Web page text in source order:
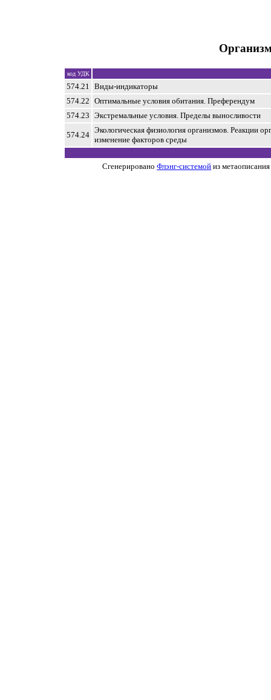
код УДК
574.21 Виды-индикаторы
574.22 Оптимальные условия обитания. Преферендум
574.23 Экстремальные условия. Пределы выносливости
574.24
Экологическая физиология организмов. Реакции
изменение факторов среды
Сгенерировано Флэнг-системой из